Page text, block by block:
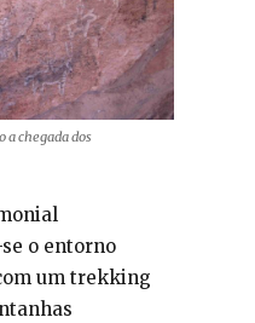
a chegada dos
o entorno
um trekking